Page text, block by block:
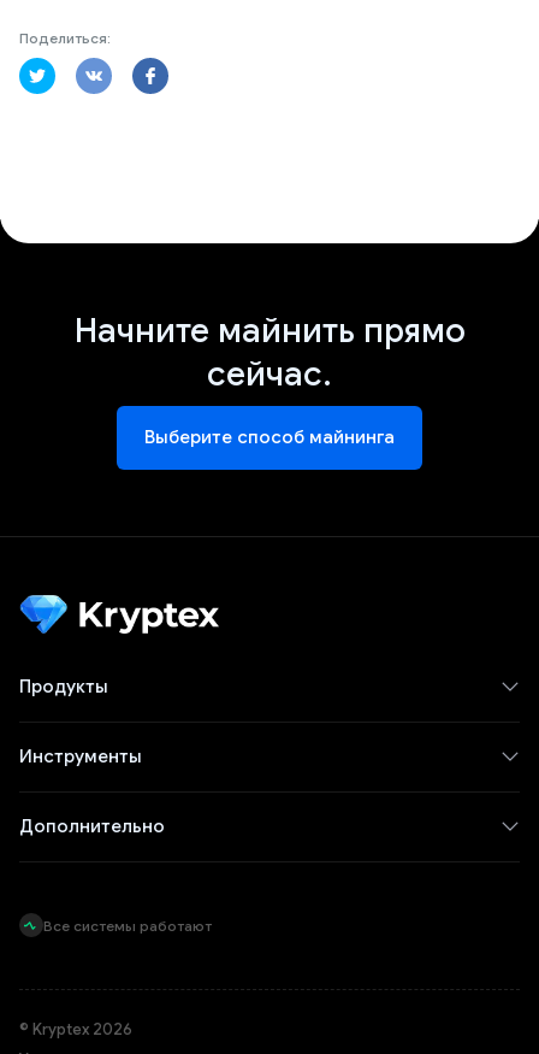
Поделиться:
Начните майнить прямо
сейчас.
Выберите способ майнинга
Продукты
Инструменты
Дополнительно
Все системы работают
© Kryptex 2026